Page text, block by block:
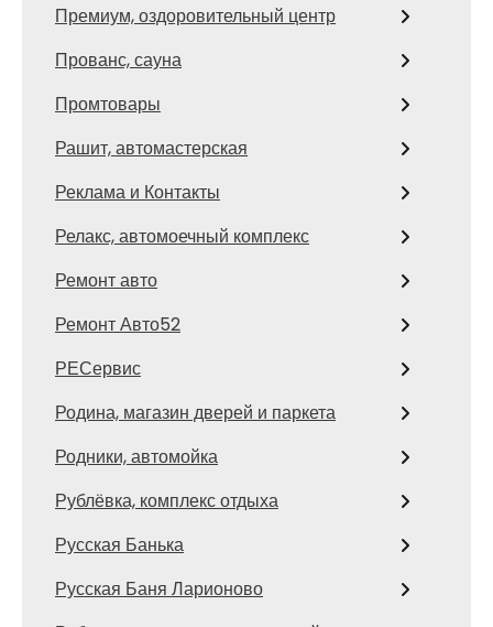
Премиум, оздоровительный центр
Прованс, сауна
Промтовары
Рашит, автомастерская
Реклама и Контакты
Релакс, автомоечный комплекс
Ремонт авто
Ремонт Авто52
РЕСервис
Родина, магазин дверей и паркета
Родники, автомойка
Рублёвка, комплекс отдыха
Русская Банька
Русская Баня Ларионово